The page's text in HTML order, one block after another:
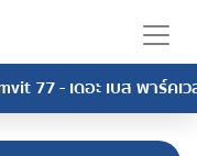
77 - เดอะ เบส พาร์ค